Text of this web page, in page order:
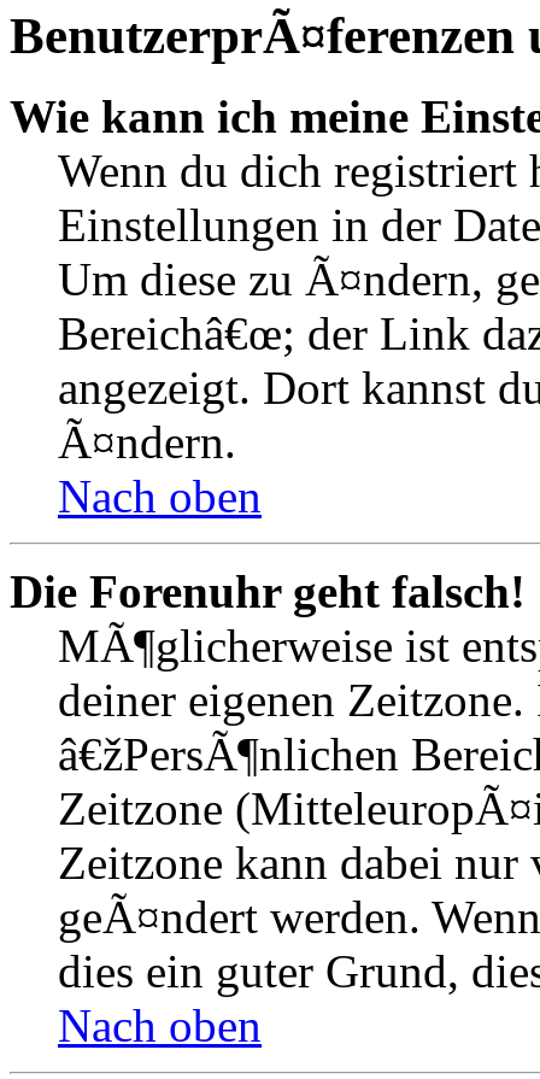
BenutzerprÃ¤ferenzen
Wie kann ich meine
Wenn du dich registriert
Einstellungen in der
Um diese zu Ã¤ndern,
Bereichâ€œ; der Link
angezeigt. Dort kannst
Ã¤ndern.
Nach oben
Die Forenuhr geht falsch!
MÃ¶glicherweise ist
deiner eigenen
â€žPersÃ¶nlichen
Zeitzone
Zeitzone kann dabei
geÃ¤ndert werden.
dies ein guter Grund,
Nach oben